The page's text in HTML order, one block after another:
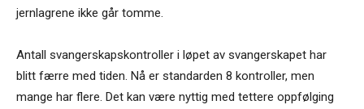
jernlagrene ikke går tomme.
Antall svangerskapskontroller i løpet av svangerskapet har
blitt færre med tiden. Nå er standarden 8 kontroller, men
mange har flere. Det kan være nyttig med tettere oppfølging